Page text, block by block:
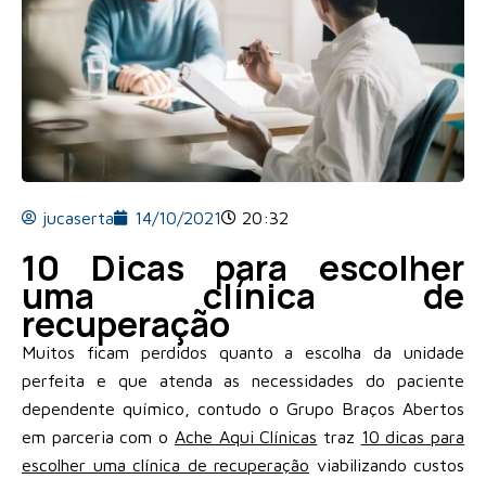
jucaserta 14/10/2021 20:32
10 Dicas para escolher
uma clínica de
recuperação
Muitos ficam perdidos quanto a escolha da unidade
perfeita e que atenda as necessidades do paciente
dependente químico, contudo o Grupo Braços Abertos
em parceria com o Ache Aqui Clínicas traz 10 dicas para
escolher uma clínica de recuperação viabilizando custos